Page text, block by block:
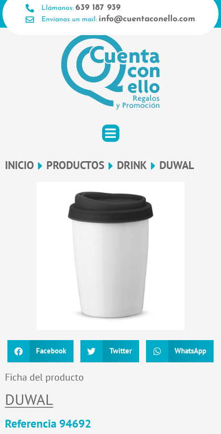
Ir
al
contenido
Llámanos: 639 187 939
Envíanos un mail: info@cuentaconello.com
INICIO PRODUCTOS DRINK DUWAL
Facebook Twitter WhatsApp
Ficha del producto
DUWAL
Referencia 94692